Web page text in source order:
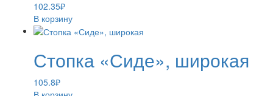
102.35₽
В корзину
Стопка «Сиде», широкая
105.8₽